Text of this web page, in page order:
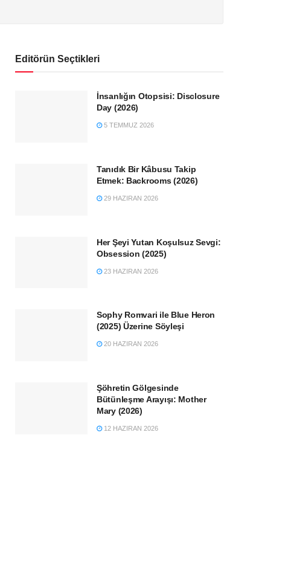
Editörün Seçtikleri
İnsanlığın Otopsisi: Disclosure
Day (2026)
5 TEMMUZ 2026
Tanıdık Bir Kâbusu Takip
Etmek: Backrooms (2026)
29 HAZIRAN 2026
Her Şeyi Yutan Koşulsuz Sevgi:
Obsession (2025)
23 HAZIRAN 2026
Sophy Romvari ile Blue Heron
(2025) Üzerine Söyleşi
20 HAZIRAN 2026
Şöhretin Gölgesinde
Bütünleşme Arayışı: Mother
Mary (2026)
12 HAZIRAN 2026